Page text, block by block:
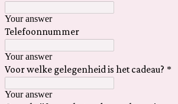
Your answer
Telefoonnummer
Your answer
Voor welke gelegenheid is het cadeau? *
Your answer